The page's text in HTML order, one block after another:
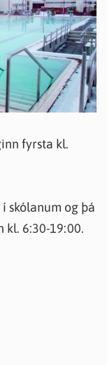
fyrsta kl.
skólanum og þá
kl. 6:30-19:00.